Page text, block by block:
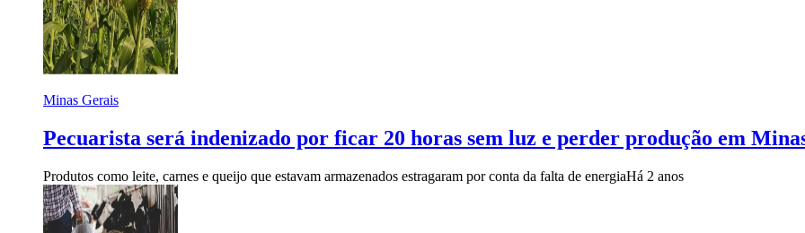
Minas Gerais
Pecuarista será indenizado por ficar 20 horas sem luz e perder produção em
Produtos como leite, carnes e queijo que estavam armazenados estragaram por conta da falta de energiaHá 2 anos